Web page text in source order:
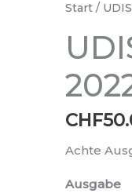
Start /
CHF
Achte
Ausgabe
UDISGeo
8
|
Oktober
2022